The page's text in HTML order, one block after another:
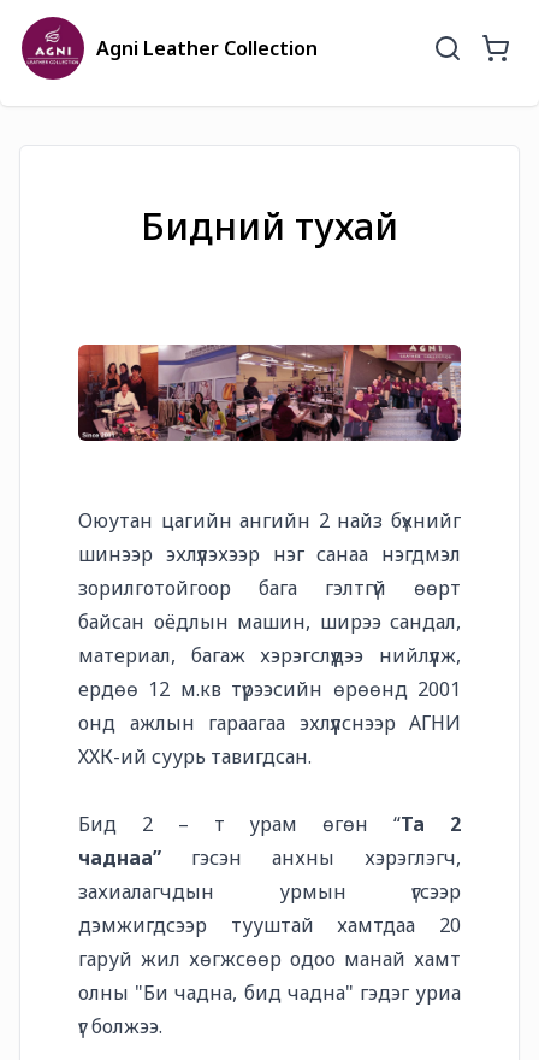
Agni Leather Collection
Бидний тухай
Оюутан цагийн ангийн 2 найз бүхнийг
шинээр эхлүүлэхээр нэг санаа нэгдмэл
зорилготойгоор бага гэлтгүй өөрт
байсан оёдлын машин, ширээ сандал,
материал, багаж хэрэгслүүдээ нийлүүлж,
ердөө 12 м.кв түрээсийн өрөөнд 2001
онд ажлын гараагаа эхлүүлснээр АГНИ
ХХК-ий суурь тавигдсан.
Бид 2 – т урам өгөн “Та 2
чаднаа” гэсэн анхны хэрэглэгч,
захиалагчдын урмын үгсээр
дэмжигдсээр тууштай хамтдаа 20
гаруй жил хөгжсөөр одоо манай хамт
олны "Би чадна, бид чадна" гэдэг уриа
үг болжээ.